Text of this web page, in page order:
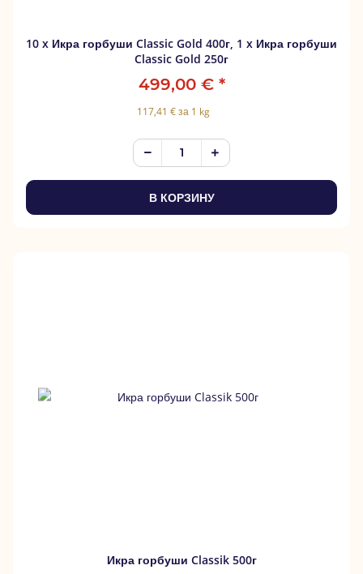
10 x Икра горбуши Classic Gold 400г, 1 x Икра горбуши
Classic Gold 250г
499,00 € *
117,41 € за 1 kg
В КОРЗИНУ
Икра горбуши Classik 500г